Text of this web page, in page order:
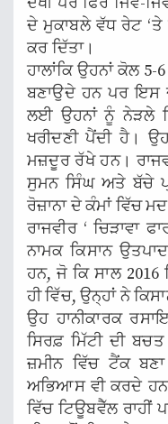
ਦੇ ਮੁਕਾਬਲੇ ਵੱਧ ਰੇਟ
ਕਰ ਦਿੱਤਾ।
ਹਾਲਾਂਕਿ ਉਹਨਾਂ ਕੋਲ
ਬਣਾਉਦੇ ਹਨ ਪਰ ਇਸ
ਲਈ ਉਹਨਾਂ ਨੂੰ ਨੇੜਲੇ
ਖਰੀਦਣੀ ਪੈਂਦੀ ਹੈ।
ਮਜ਼ਦੂਰ ਰੱਖੇ ਹਨ।
ਸੁਮਨ ਸਿੰਘ ਅਤੇ ਬੱਚੇ
ਰੋਜ਼ਾਨਾ ਦੇ ਕੰਮਾਂ ਵਿੱਚ
ਰਾਜਵੀਰ ‘ ਚਿੜਾਵਾ
ਨਾਮਕ ਕਿਸਾਨ
ਹਨ, ਜੋ ਕਿ ਸਾਲ
ਹੀ ਵਿੱਚ, ਉਨ੍ਹਾਂ ਨੇ
ਉਹ ਹਾਨੀਕਾਰਕ
ਸਿਰਫ਼ ਮਿੱਟੀ ਦੀ
ਜ਼ਮੀਨ ਵਿੱਚ ਟੈਂਕ
ਅਭਿਆਸ ਵੀ ਕਰਦੇ
ਵਿੱਚ ਟਿਊਬਵੈੱਲ ਰਾਹੀਂ